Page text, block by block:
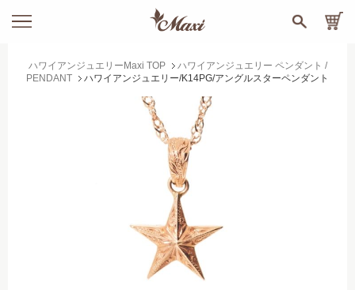
ハワイアンジュエリーMaxi TOP
ハワイアンジュエリー ペンダント /
PENDANT
ハワイアンジュエリー/K14PG/アングルスターペンダント